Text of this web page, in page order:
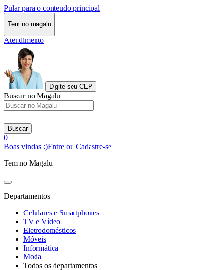
Pular para o conteudo principal
Tem no magalu
Atendimento
Digite seu CEP
Buscar no Magalu
Buscar
0
Boas vindas :)Entre ou Cadastre-se
Tem no Magalu
Departamentos
Celulares e Smartphones
TV e Vídeo
Eletrodomésticos
Móveis
Informática
Moda
Todos os departamentos